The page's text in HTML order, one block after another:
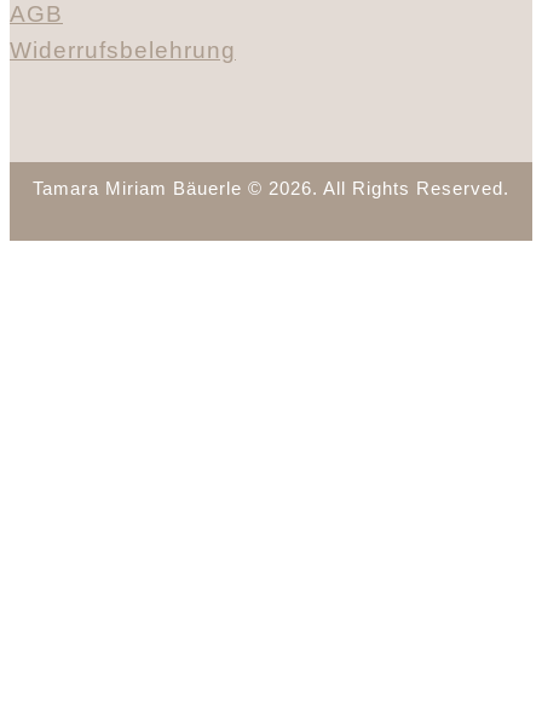
AGB
Widerrufsbelehrung
Tamara Miriam Bäuerle © 2026. All Rights Reserved.